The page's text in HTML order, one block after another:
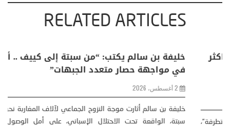
RELATED ARTICLES
منذر بالضيافي يكتب حول: التغيرات المناخية: اكثر
من ظاهرة طبيعية .. تحول اجتماعي وحضاري (
مقاربة سوسيولوجية )
كتب: منذر بالضيافي بدأت قصتي مع التغييرات المناخية ” المتطرفة”،